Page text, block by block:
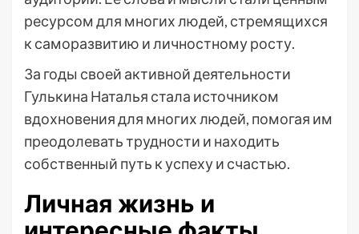
ресурсом для многих людей, стремящихся
к саморазвитию и личностному росту.
За годы своей активной деятельности
Гулькина Наталья стала источником
вдохновения для многих людей, помогая им
преодолевать трудности и находить
собственный путь к успеху и счастью.
Личная жизнь и